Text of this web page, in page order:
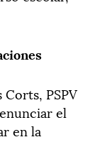
PSPV
el
en la